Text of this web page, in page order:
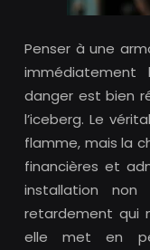
Penser à une
immédiatement
danger est bien
l’iceberg. Le
flamme, mais la
financières et
installation
retardement qui
elle met en